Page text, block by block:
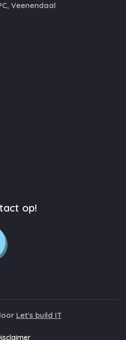
Veenendaal
op!
Let's build IT